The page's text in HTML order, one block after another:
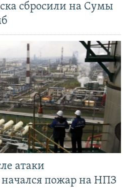
сбросили на Сумы
атаки
пожар на НПЗ